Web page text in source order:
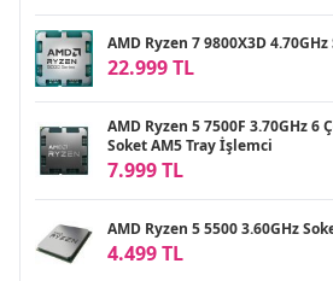
AMD Ryzen 7 9800X3D
22.999 TL
AMD Ryzen 5 7500F 3.70GHz
Soket AM5 Tray İşlemci
7.999 TL
AMD Ryzen 5 5500 3.60GHz
4.499 TL